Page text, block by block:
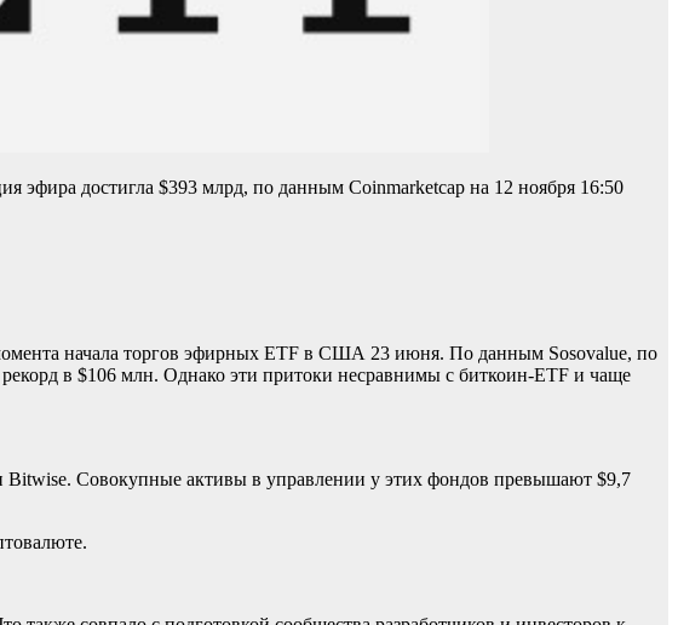
эфира достигла $393 млрд, по данным Coinmarketcap на 12 ноября 16:50
начала торгов эфирных ETF в США 23 июня. По данным Sosovalue, по
в $106 млн. Однако эти притоки несравнимы с биткоин-ETF и чаще
Совокупные активы в управлении у этих фондов превышают $9,7